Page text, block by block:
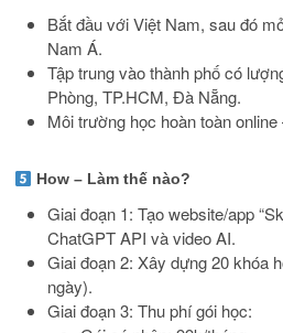
Bắt đầu với Việt Nam, sau đó
Nam Á.
Tập trung vào thành phố có
Phòng, TP.HCM, Đà Nẵng.
Môi trường học hoàn toàn
How – Làm thế nào?
Giai đoạn 1: Tạo website/app
ChatGPT API và video AI.
Giai đoạn 2: Xây dựng 20 khóa
ngày).
Giai đoạn 3: Thu phí gói học: